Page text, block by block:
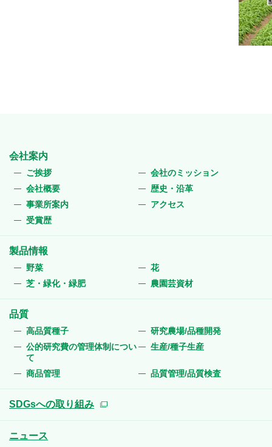
会社案内
ご挨拶
会社のミッション
会社概要
歴史・沿革
事業所案内
アクセス
受賞歴
製品情報
野菜
花
芝・緑化・緑肥
農園芸資材
品質
高品質種子
研究農場/品種開発
公的研究費の管理体制につい
て
生産/種子生産
商品管理 品質管理/品質検査
SDGsへの取り組み
ニュース